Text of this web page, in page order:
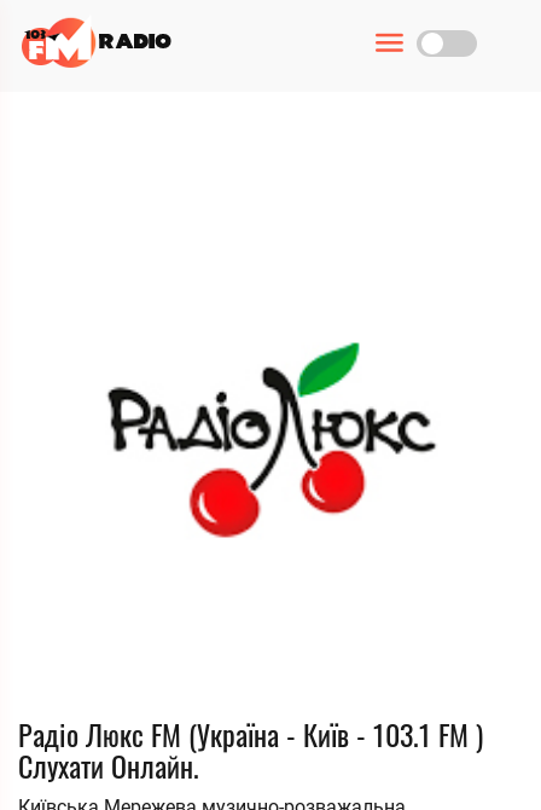
Радіо Люкс FM (Україна - Київ - 103.1 FM )
Слухати Онлайн.